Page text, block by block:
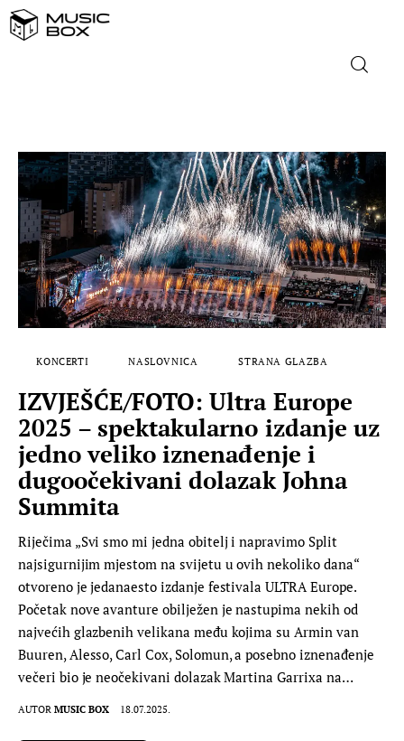
DOMAĆA GLAZBA
STRANA GLAZBA
FILM
MUSIC BOX
KONCERTI NASLOVNICA STRANA GLAZBA
IZVJEŠĆE/FOTO: Ultra Europe
2025 – spektakularno izdanje uz
jedno veliko iznenađenje i
dugoočekivani dolazak Johna
Summita
Riječima „Svi smo mi jedna obitelj i napravimo Split
najsigurnijim mjestom na svijetu u ovih nekoliko dana“
otvoreno je jedanaesto izdanje festivala ULTRA Europe.
Početak nove avanture obilježen je nastupima nekih od
najvećih glazbenih velikana među kojima su Armin van
Buuren, Alesso, Carl Cox, Solomun, a posebno iznenađenje
večeri bio je neočekivani dolazak Martina Garrixa na…
AUTOR MUSIC BOX 18.07.2025.